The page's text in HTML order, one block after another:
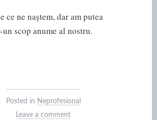
ce ne naștem, dar am putea
scop anume al nostru.
Posted in Neprofesional
Leave a comment